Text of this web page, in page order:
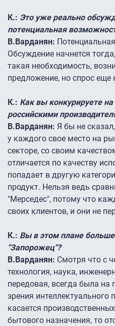
К.: Это уже реально
потенциальная
В.Варданян:
Обсуждение начнется
такая необходимость,
предложение, но спрос еще
К.: Как вы конкурируете
российскими
В.Варданян: Я бы не
у каждого свое место на
секторе, со своим
отличается по качеству
попадает в другую
продукт. Нельзя ведь
"Мерседес", потому что
своих клиентов, и они не
К.: Вы в этом плане
"Запорожец"?
В.Варданян: Смотря что с
технология, наука,
передовая, всегда была на
зрения интеллектуального
касается
бытового назначения, то